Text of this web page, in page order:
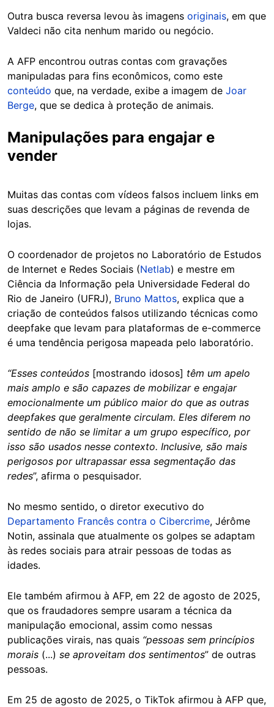
Outra busca reversa levou às imagens originais, em que
Valdeci não cita nenhum marido ou negócio.
A AFP encontrou outras contas com gravações
manipuladas para fins econômicos, como este
conteúdo que, na verdade, exibe a imagem de Joar
Berge, que se dedica à proteção de animais.
Manipulações para engajar e
vender
Muitas das contas com vídeos falsos incluem links em
suas descrições que levam a páginas de revenda de
lojas.
O coordenador de projetos no Laboratório de Estudos
de Internet e Redes Sociais (Netlab) e mestre em
Ciência da Informação pela Universidade Federal do
Rio de Janeiro (UFRJ), Bruno Mattos, explica que a
criação de conteúdos falsos utilizando técnicas como
deepfake que levam para plataformas de e-commerce
é uma tendência perigosa mapeada pelo laboratório.
“Esses conteúdos [mostrando idosos] têm um apelo
mais amplo e são capazes de mobilizar e engajar
emocionalmente um público maior do que as outras
deepfakes que geralmente circulam. Eles diferem no
sentido de não se limitar a um grupo específico, por
isso são usados nesse contexto. Inclusive, são mais
perigosos por ultrapassar essa segmentação das
redes”, afirma o pesquisador.
No mesmo sentido, o diretor executivo do
Departamento Francês contra o Cibercrime, Jérôme
Notin, assinala que atualmente os golpes se adaptam
às redes sociais para atrair pessoas de todas as
idades.
Ele também afirmou à AFP, em 22 de agosto de 2025,
que os fraudadores sempre usaram a técnica da
manipulação emocional, assim como nessas
publicações virais, nas quais “pessoas sem princípios
morais (...) se aproveitam dos sentimentos” de outras
pessoas.
Em 25 de agosto de 2025, o TikTok afirmou à AFP que,